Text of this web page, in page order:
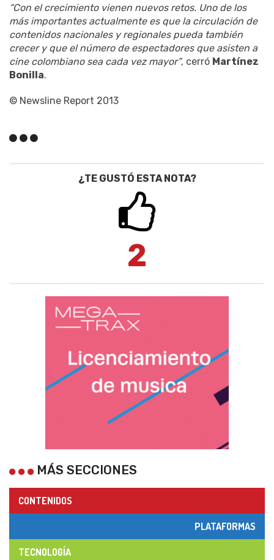
“Con el crecimiento vienen nuevos retos. Uno de los
más importantes actualmente es que la circulación de
contenidos nacionales y regionales pueda también
crecer y que el número de espectadores que asisten a
cine colombiano sea cada vez mayor”, cerró Martínez
Bonilla.
© Newsline Report 2013
¿TE GUSTÓ ESTA NOTA?
2
MÁS SECCIONES
CONTENIDOS
PLATAFORMAS
TECNOLOGÍA